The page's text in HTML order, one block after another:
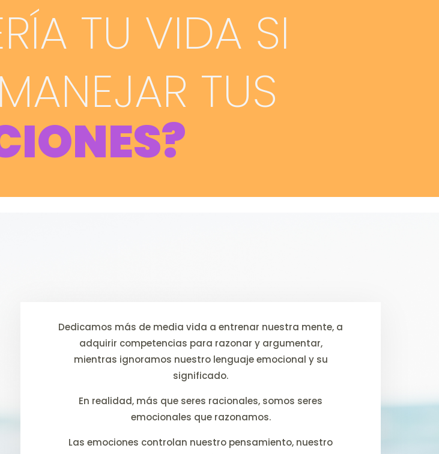
TU VIDA SI
TUS
Dedicamos más de media vida a entrenar nuestra mente, a
adquirir competencias para razonar y argumentar,
mientras ignoramos nuestro lenguaje emocional y su
significado.
En realidad, más que seres racionales, somos seres
emocionales que razonamos.
Las emociones controlan nuestro pensamiento, nuestro